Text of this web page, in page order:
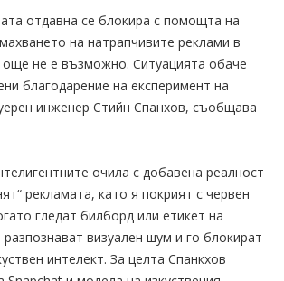
отдавна се блокира с помощта на
на натрапчивите реклами в
още не е възможно. Ситуацията обаче
благодарение на експеримент на
инженер Стийн Спанхов, съобщава
очила с добавена реалност
рекламата, като я покрият с червен
гледат билборд или етикет на
визуален шум и го блокират
интелект. За целта Спанкхов